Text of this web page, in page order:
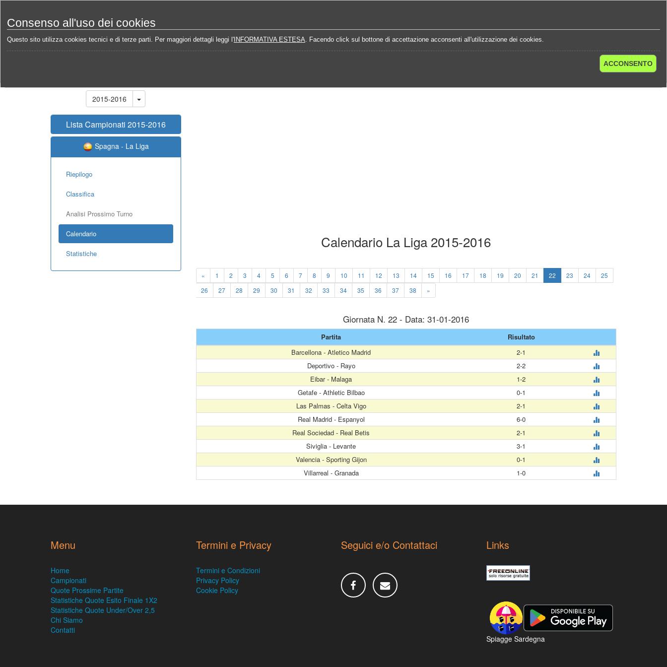
Consenso all'uso dei cookies
Questo sito utilizza cookies tecnici e di terze parti. Per maggiori dettagli leggi l' INFORMATIVA ESTESA. Facendo click sul bottone di accettazione acconsenti all'utilizzazione dei cookies.
ACCONSENTO
Home Campionati Spagna - La Liga 2015-2016 Calendario
2015-2016
Lista Campionati 2015-2016
Spagna - La Liga
Riepilogo
Classifica
Analisi Prossimo Turno
Calendario
Statistiche
Calendario La Liga 2015-2016
« 1 2 3 4 5 6 7 8 9 10 11 12 13 14 15 16 17 18 19 20 21 22 23 24
25
26
27 28 29 30 31 32 33 34 35 36 37 38 »
Giornata N. 22 - Data: 31-01-2016
Partita
Risultato
Barcellona - Atletico Madrid
2-1
Deportivo - Rayo
2-2
Eibar - Malaga
1-2
Getafe - Athletic Bilbao
0-1
Las Palmas - Celta Vigo
2-1
Real Madrid - Espanyol
6-0
Real Sociedad - Real Betis
2-1
Siviglia - Levante
3-1
Valencia - Sporting Gijon
0-1
Villarreal - Granada
1-0
Menu
Home
Campionati
Quote Prossime Partite
Statistiche Quote Esito Finale 1X2
Statistiche Quote Under/Over 2,5
Chi Siamo
Contatti
Termini e Privacy
Termini e Condizioni
Privacy Policy
Cookie Policy
Seguici e/o Contattaci Links
Spiagge Sardegna